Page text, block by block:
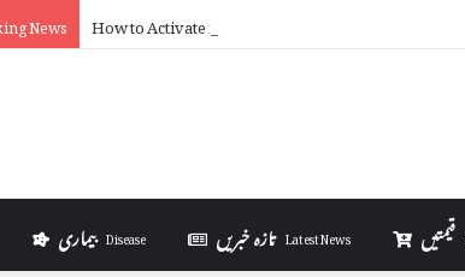
News How to Activate iPhone Using 3uTools in Urdu
بیماری Disease تازہ خبریں Latest News